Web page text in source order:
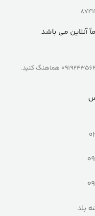
آنلاین می باشد
بلد